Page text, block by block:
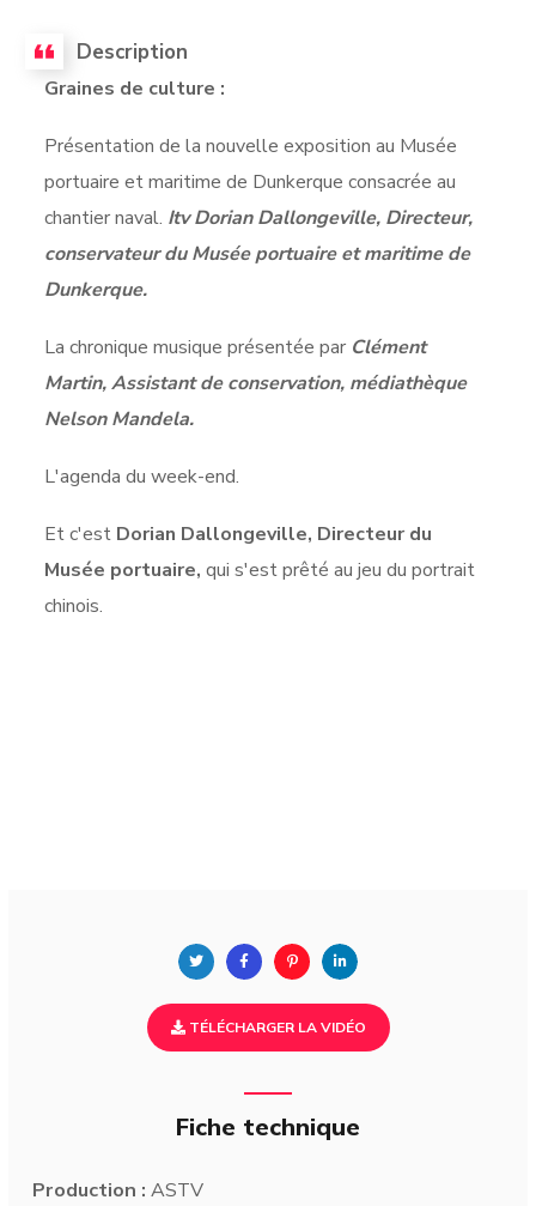
Description
Graines de culture :
Présentation de la nouvelle exposition au Musée
portuaire et maritime de Dunkerque consacrée au
chantier naval. Itv Dorian Dallongeville, Directeur,
conservateur du Musée portuaire et maritime de
Dunkerque.
La chronique musique présentée par Clément
Martin, Assistant de conservation, médiathèque
Nelson Mandela.
L'agenda du week-end.
Et c'est Dorian Dallongeville, Directeur du
Musée portuaire, qui s'est prêté au jeu du portrait
chinois.
TÉLÉCHARGER LA VIDÉO
Fiche technique
Production : ASTV